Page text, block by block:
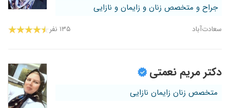
جراح و متخصص زنان و زایمان و نازایی
سعادت‌آباد ۱۳۵ نفر
دکتر مریم نعمتی
متخصص زنان زایمان نازایی